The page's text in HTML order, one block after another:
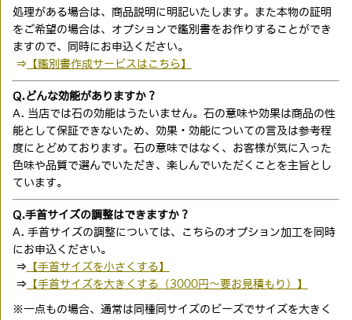
処理がある場合は、商品説明に明記いたします。また本物の証明
をご希望の場合は、オプションで鑑別書をお作りすることができ
ますので、同時にお申込ください。
⇒ 【鑑別書作成サービスはこちら】
Q.どんな効能がありますか？
A. 当店では石の効能はうたいません。石の意味や効果は商品の性
能として保証できないため、効果・効能についての言及は参考程
度にとどめております。石の意味ではなく、お客様が気に入った
色味や品質で選んでいただき、楽しんでいただくことを主旨とし
ています。
Q.手首サイズの調整はできますか？
A. 手首サイズの調整については、こちらのオプション加工を同時
にお申込ください。
⇒ 【手首サイズを小さくする】
⇒ 【手首サイズを大きくする（3000円〜要お見積もり）】
※一点もの場合、通常は同種同サイズのビーズでサイズを大きく